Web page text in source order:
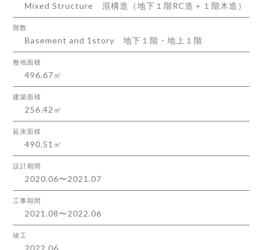
Mixed Structure 混構造（地下１階RC造＋１階木造）
階数
Basement and 1story 地下１階・地上１階
敷地面積
496.67㎡
建築面積
256.42㎡
延床面積
490.51㎡
設計期間
2020.06〜2021.07
工事期間
2021.08〜2022.06
竣工